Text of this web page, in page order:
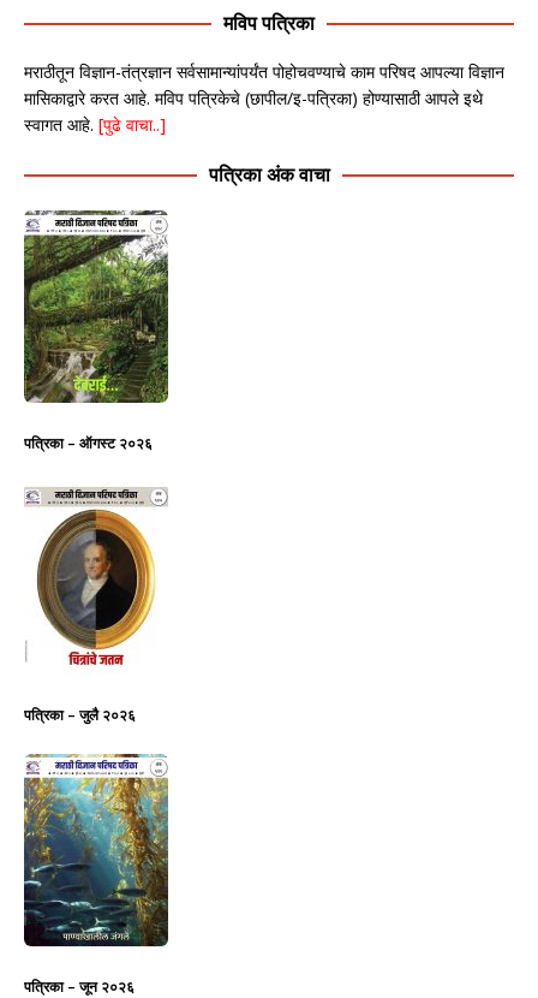
मविप पत्रिका
मराठीतून विज्ञान-तंत्रज्ञान सर्वसामान्यांपर्यंत पोहोचवण्याचे काम परिषद आपल्या विज्ञान
मासिकाद्वारे करत आहे. मविप पत्रिकेचे (छापील/इ-पत्रिका) होण्यासाठी आपले इथे
स्वागत आहे. [पुढे वाचा..]
पत्रिका अंक वाचा
पत्रिका – ऑगस्ट २०२६
पत्रिका – जुलै २०२६
पत्रिका – जून २०२६